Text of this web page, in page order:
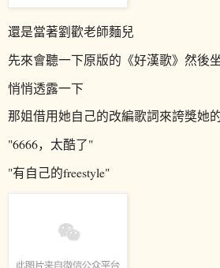
還是當著劉歡老師麵兒
先來會聽一下原版的《好漢歌》然後
悄悄透露一下
那姐借用她自己的改編歌詞來誇獎她
"6666，太酷了"
"有自己的freestyle"